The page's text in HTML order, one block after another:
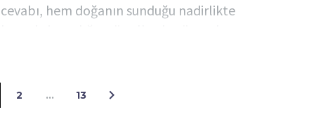
cevabı, hem doğanın sunduğu nadirlikte
2 … 13